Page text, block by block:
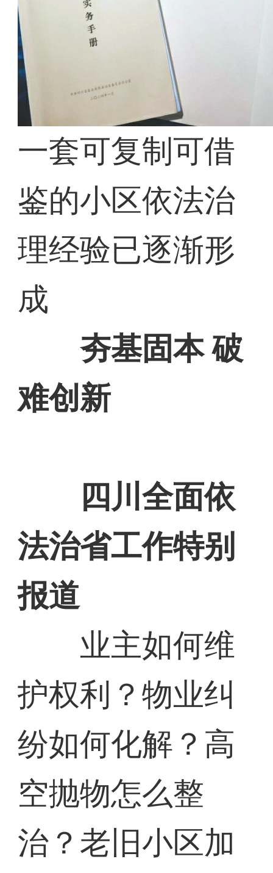
一套可复制可借
鉴的小区依法治
理经验已逐渐形
成
夯基固本 破
难创新
四川全面依
法治省工作特别
报道
业主如何维
护权利？物业纠
纷如何化解？高
空抛物怎么整
治？老旧小区加